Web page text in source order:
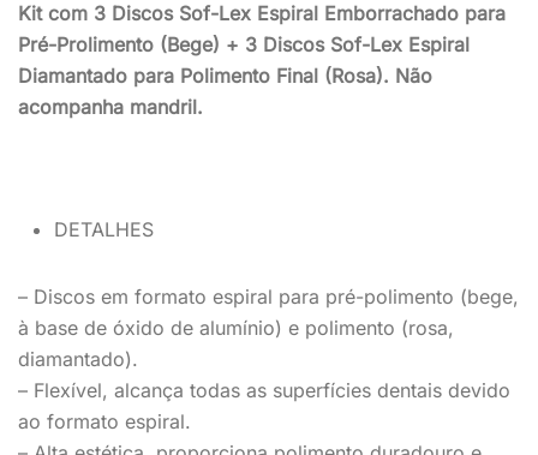
Kit com 3 Discos Sof-Lex Espiral Emborrachado para
Pré-Prolimento (Bege) + 3 Discos Sof-Lex Espiral
Diamantado para Polimento Final (Rosa). Não
acompanha mandril.
DETALHES
– Discos em formato espiral para pré-polimento (bege,
à base de óxido de alumínio) e polimento (rosa,
diamantado).
– Flexível, alcança todas as superfícies dentais devido
ao formato espiral.